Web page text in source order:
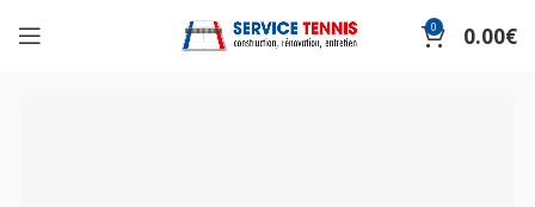
0 0.00€